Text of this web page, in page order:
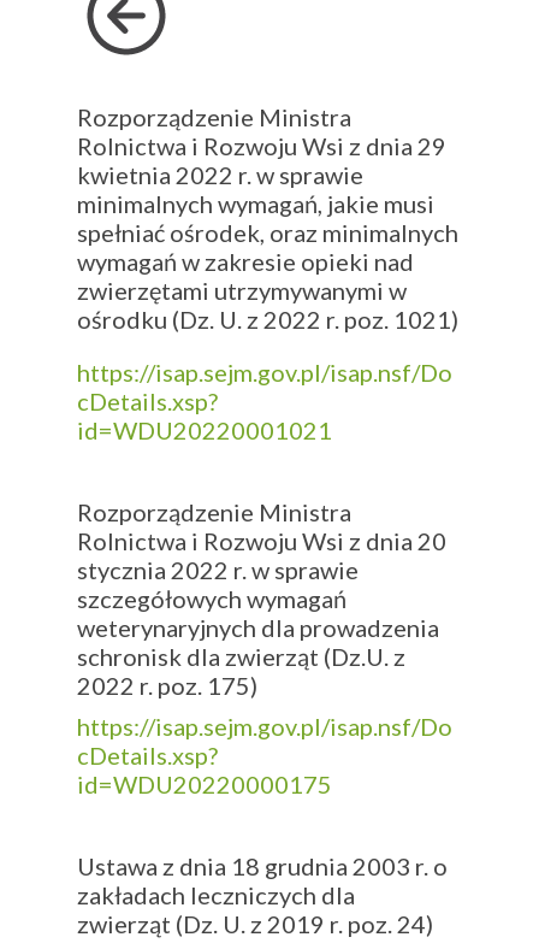
Rozporządzenie Ministra
Rolnictwa i Rozwoju Wsi z dnia 29
kwietnia 2022 r. w sprawie
minimalnych wymagań, jakie musi
spełniać ośrodek, oraz minimalnych
wymagań w zakresie opieki nad
zwierzętami utrzymywanymi w
ośrodku (Dz. U. z 2022 r. poz. 1021)
https://isap.sejm.gov.pl/isap.nsf/Do
cDetails.xsp?
id=WDU20220001021
Rozporządzenie Ministra
Rolnictwa i Rozwoju Wsi z dnia 20
stycznia 2022 r. w sprawie
szczegółowych wymagań
weterynaryjnych dla prowadzenia
schronisk dla zwierząt (Dz.U. z
2022 r. poz. 175)
https://isap.sejm.gov.pl/isap.nsf/Do
cDetails.xsp?
id=WDU20220000175
Ustawa z dnia 18 grudnia 2003 r. o
zakładach leczniczych dla
zwierząt (Dz. U. z 2019 r. poz. 24)